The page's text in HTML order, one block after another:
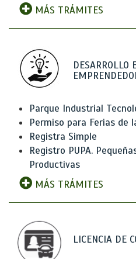
MÁS TRÁMITES
DESARROLLO
Parque Industrial
Permiso para Ferias de
Registra Simple
Registro PUPA.
Productivas
MÁS TRÁMITES
LICENCIA DE